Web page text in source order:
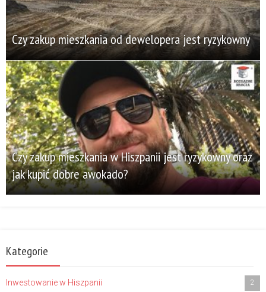
Czy zakup mieszkania od dewelopera jest ryzykowny
Czy zakup mieszkania w Hiszpanii jest ryzykowny oraz
jak kupić dobre awokado?
Kategorie
Inwestowanie w Hiszpanii 2